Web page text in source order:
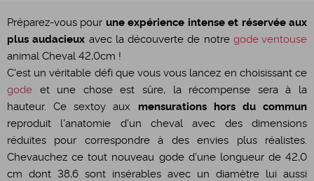
Préparez-vous pour une expérience intense et réservée aux
plus audacieux avec la découverte de notregode ventouse
animal Cheval 42,0cm !
C'est un véritable défi que vous vous lancez en choisissant ce
gode et une chose est sûre, la récompense sera à la
hauteur. Ce sextoy aux mensurations hors du commun
reproduit l'anatomie d'un cheval avec des dimensions
réduites pour correspondre à des envies plus réalistes.
Chevauchez ce tout nouveau gode d'une longueur de 42,0
cm dont 38,6 sont insérables avec un diamètre lui aussi